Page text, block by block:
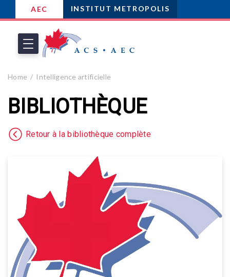
AEC INSTITUT METROPOLIS
Home Intelligence artificielle
BIBLIOTHÈQUE
Retour à la bibliothèque complète